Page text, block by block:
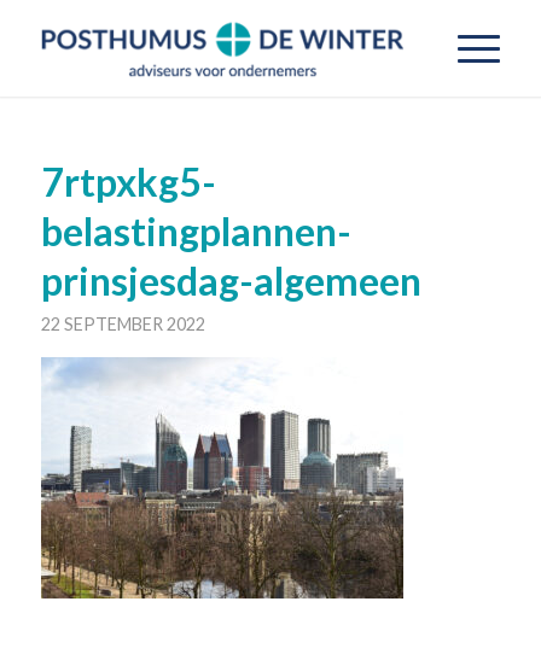
7rtpxkg5-
belastingplannen-
prinsjesdag-algemeen
22 SEPTEMBER 2022